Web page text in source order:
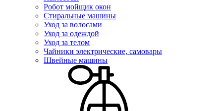
Робот мойщик окон
Стиральные машины
Уход за волосами
Уход за одеждой
Уход за телом
Чайники электрические, самовары
Швейные машины